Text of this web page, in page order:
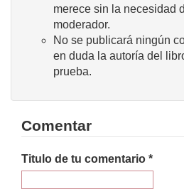
merece sin la necesidad
moderador.
No se publicará ningún
en duda la autoría del
prueba.
Comentar
Titulo de tu comentario *